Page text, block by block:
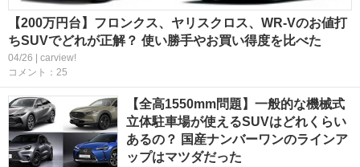
【200万円台】フロンクス、ヤリスクロス、WR-Vのお値打
ちSUVでどれが正解？ 使い勝手やお買い得度を比べた
04/26 | carview!
コメント：25
【全高1550mm問題】一般的な機械式
立体駐車場が使えるSUVはどれくらい
あるの？ 国産ナンバーワンのラインア
ップはマツダだった